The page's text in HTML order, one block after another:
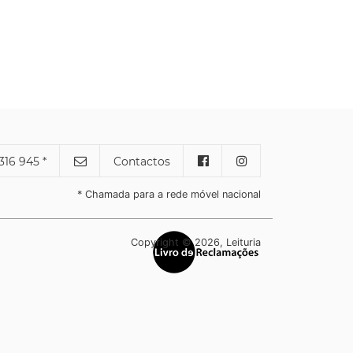
945 * Contactos
* Chamada para a rede móvel nacional
Copyright © 2026, Leituria